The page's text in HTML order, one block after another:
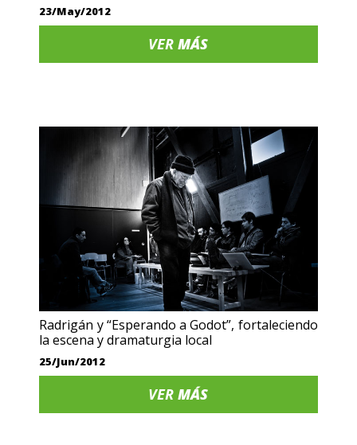
23/May/2012
VERMÁS
Radrigán y “Esperando a Godot”, fortaleciendo
la escena y dramaturgia local
25/Jun/2012
VERMÁS